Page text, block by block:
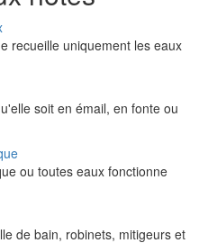
recueille uniquement les eaux
soit en émail, en fonte ou
ou toutes eaux fonctionne
de bain, robinets, mitigeurs et